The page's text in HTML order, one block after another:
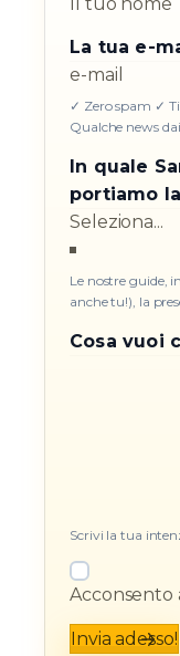
La tua e-
✓ Zero spam ✓
Qualche news
In quale
portiamo
Le nostre guide,
anche tu!), la
Cosa vuoi
Scrivi la tua
Acconsento
Invia adesso!